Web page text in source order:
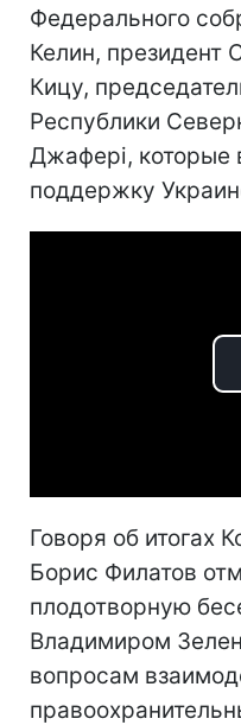
Федерального
Келин, президент
Кицу,
Республики
Джафері, которые
поддержку
Говоря об итогах
Борис Филатов
плодотворную
Владимиром
вопросам